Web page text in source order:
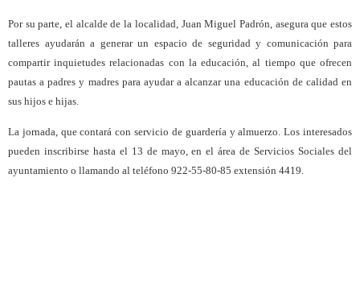
Por su parte, el alcalde de la localidad, Juan Miguel Padrón, asegura que estos
talleres ayudarán a generar un espacio de seguridad y comunicación para
compartir inquietudes relacionadas con la educación, al tiempo que ofrecen
pautas a padres y madres para ayudar a alcanzar una educación de calidad en
sus hijos e hijas.
La jornada, que contará con servicio de guardería y almuerzo. Los interesados
pueden inscribirse hasta el 13 de mayo, en el área de Servicios Sociales del
ayuntamiento o llamando al teléfono 922-55-80-85 extensión 4419.